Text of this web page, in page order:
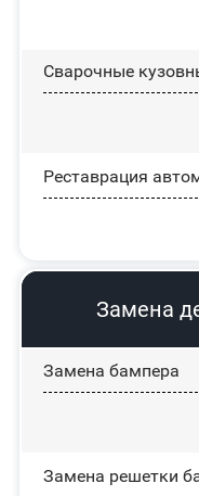
Сварочные
Реставрация
Замена
Замена бампера
Замена решетки